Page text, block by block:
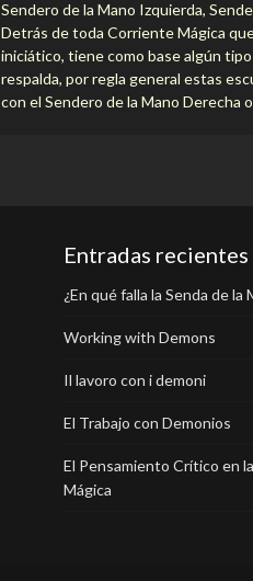
Sendero de la Mano Izquierda,
Detrás de toda Corriente Mágica
iniciático, tiene como base algún
respalda, por regla general estas
con el Sendero de la Mano Derecha
Entradas recientes
¿En qué falla la Senda de la
Working with Demons
Il lavoro con i demoni
El Trabajo con Demonios
El Pensamiento Crítico en
Mágica